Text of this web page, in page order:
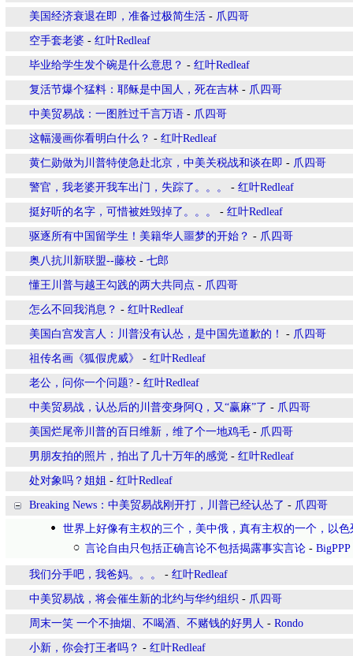
美国经济衰退在即，准备过极简生活 - 爪四哥
空手套老婆 - 红叶Redleaf
毕业给学生发个碗是什么意思？ - 红叶Redleaf
复活节爆个猛料：耶稣是中国人，死在吉林 - 爪四哥
中美贸易战：一图胜过千言万语 - 爪四哥
这幅漫画你看明白什么？ - 红叶Redleaf
黄仁勋做为川普特使急赴北京，中美关税战和谈在即 - 爪四哥
警官，我老婆开我车出门，失踪了。。。 - 红叶Redleaf
挺好听的名字，可惜被姓毁掉了。。。 - 红叶Redleaf
驱逐所有中国留学生！美籍华人噩梦的开始？ - 爪四哥
奥八抗川新联盟--藤校 - 七郎
懂王川普与越王勾践的两大共同点 - 爪四哥
怎么不回我消息？ - 红叶Redleaf
美国白宫发言人：川普没有认怂，是中国先道歉的！ - 爪四哥
祖传名画《狐假虎威》 - 红叶Redleaf
老公，问你一个问题? - 红叶Redleaf
中美贸易战，认怂后的川普变身阿Q，又“赢麻”了 - 爪四哥
美国烂尾帝川普的百日维新，维了个一地鸡毛 - 爪四哥
男朋友拍的照片，拍出了几十万年的感觉 - 红叶Redleaf
处对象吗？姐姐 - 红叶Redleaf
Breaking News：中美贸易战刚开打，川普已经认怂了 - 爪四哥
世界上好像有主权的三个，美中俄，真有主权的一个，以色
言论自由只包括正确言论不包括揭露事实言论 - BigPPP
我们分手吧，我爸妈。。。 - 红叶Redleaf
中美贸易战，将会催生新的北约与华约组织 - 爪四哥
周末一笑 一个不抽烟、不喝酒、不赌钱的好男人 - Rondo
小新，你会打王者吗？ - 红叶Redleaf